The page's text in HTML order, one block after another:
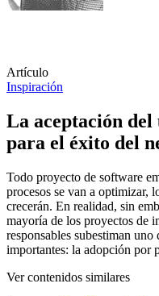
Artículo
Inspiración
La aceptación
para el éxito del
Todo proyecto de software
procesos se van a optimizar,
crecerán. En realidad, sin
mayoría de los proyectos de
responsables subestiman
importantes: la adopción por
Ver contenidos similares